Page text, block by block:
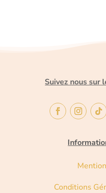
Suivez nous sur
Conditions